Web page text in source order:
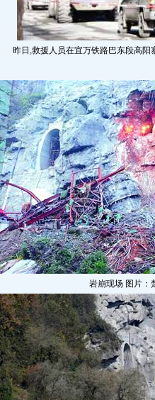
昨日,救援人员在宜万铁路巴东段高阳
岩崩现场 图片：